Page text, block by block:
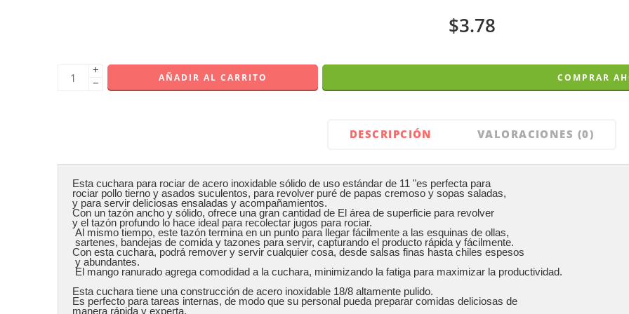
$3.78
+
−
AÑADIR AL CARRITO COMPRAR
DESCRIPCIÓN VALORACIONES (0)
Esta cuchara para rociar de acero inoxidable sólido de uso estándar de 11 "es perfecta para
rociar pollo tierno y asados ​​suculentos, para revolver puré de papas cremoso y sopas saladas,
y para servir deliciosas ensaladas y acompañamientos.
Con un tazón ancho y sólido, ofrece una gran cantidad de El área de superficie para revolver
y el tazón profundo lo hace ideal para recolectar jugos para rociar.
Con esta cuchara, podrá remover y servir cualquier cosa, desde salsas finas hasta chiles espesos
Esta cuchara tiene una construcción de acero inoxidable 18/8 altamente pulido.
Es perfecto para tareas internas, de modo que su personal pueda preparar comidas deliciosas de
manera rápida y experta.